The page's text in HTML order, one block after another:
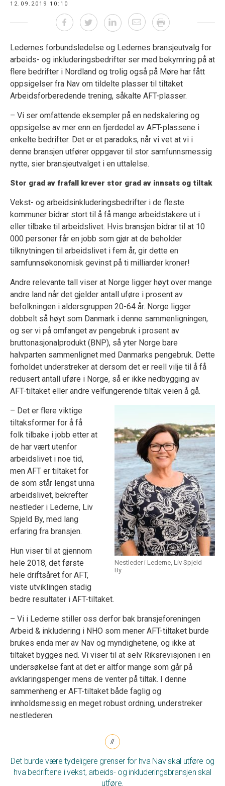
12.09.2019 10:10
Ledernes forbundsledelse og Ledernes bransjeutvalg for
arbeids- og inkluderingsbedrifter ser med bekymring på at
flere bedrifter i Nordland og trolig også på Møre har fått
oppsigelser fra Nav om tildelte plasser til tiltaket
Arbeidsforberedende trening, såkalte AFT-plasser.
– Vi ser omfattende eksempler på en nedskalering og
oppsigelse av mer enn en fjerdedel av AFT-plassene i
enkelte bedrifter. Det er et paradoks, når vi vet at vi i
denne bransjen utfører oppgaver til stor samfunnsmessig
nytte, sier bransjeutvalget i en uttalelse.
Stor grad av frafall krever stor grad av innsats og tiltak
Vekst- og arbeidsinkluderingsbedrifter i de fleste
kommuner bidrar stort til å få mange arbeidstakere ut i
eller tilbake til arbeidslivet. Hvis bransjen bidrar til at 10
000 personer får en jobb som gjør at de beholder
tilknytningen til arbeidslivet i fem år, gir dette en
samfunnsøkonomisk gevinst på ti milliarder kroner!
Andre relevante tall viser at Norge ligger høyt over mange
andre land når det gjelder antall uføre i prosent av
befolkningen i aldersgruppen 20-64 år. Norge ligger
dobbelt så høyt som Danmark i denne sammenligningen,
og ser vi på omfanget av pengebruk i prosent av
bruttonasjonalprodukt (BNP), så yter Norge bare
halvparten sammenlignet med Danmarks pengebruk. Dette
forholdet understreker at dersom det er reell vilje til å få
redusert antall uføre i Norge, så er ikke nedbygging av
AFT-tiltaket eller andre velfungerende tiltak veien å gå.
Nestleder i Lederne, Liv Spjeld
By.
– Det er flere viktige
tiltaksformer for å få
folk tilbake i jobb etter at
de har vært utenfor
arbeidslivet i noe tid,
men AFT er tiltaket for
de som står lengst unna
arbeidslivet, bekrefter
nestleder i Lederne, Liv
Spjeld By, med lang
erfaring fra bransjen.
Hun viser til at gjennom
hele 2018, det første
hele driftsåret for AFT,
viste utviklingen stadig
bedre resultater i AFT-tiltaket.
– Vi i Lederne stiller oss derfor bak bransjeforeningen
Arbeid & inkludering i NHO som mener AFT-tiltaket burde
brukes enda mer av Nav og myndighetene, og ikke at
tiltaket bygges ned. Vi viser til at selv Riksrevisjonen i en
undersøkelse fant at det er altfor mange som går på
avklaringspenger mens de venter på tiltak. I denne
sammenheng er AFT-tiltaket både faglig og
innholdsmessig en meget robust ordning, understreker
nestlederen.
Det burde være tydeligere grenser for hva Nav skal utføre og
hva bedriftene i vekst, arbeids- og inkluderingsbransjen skal
utføre.